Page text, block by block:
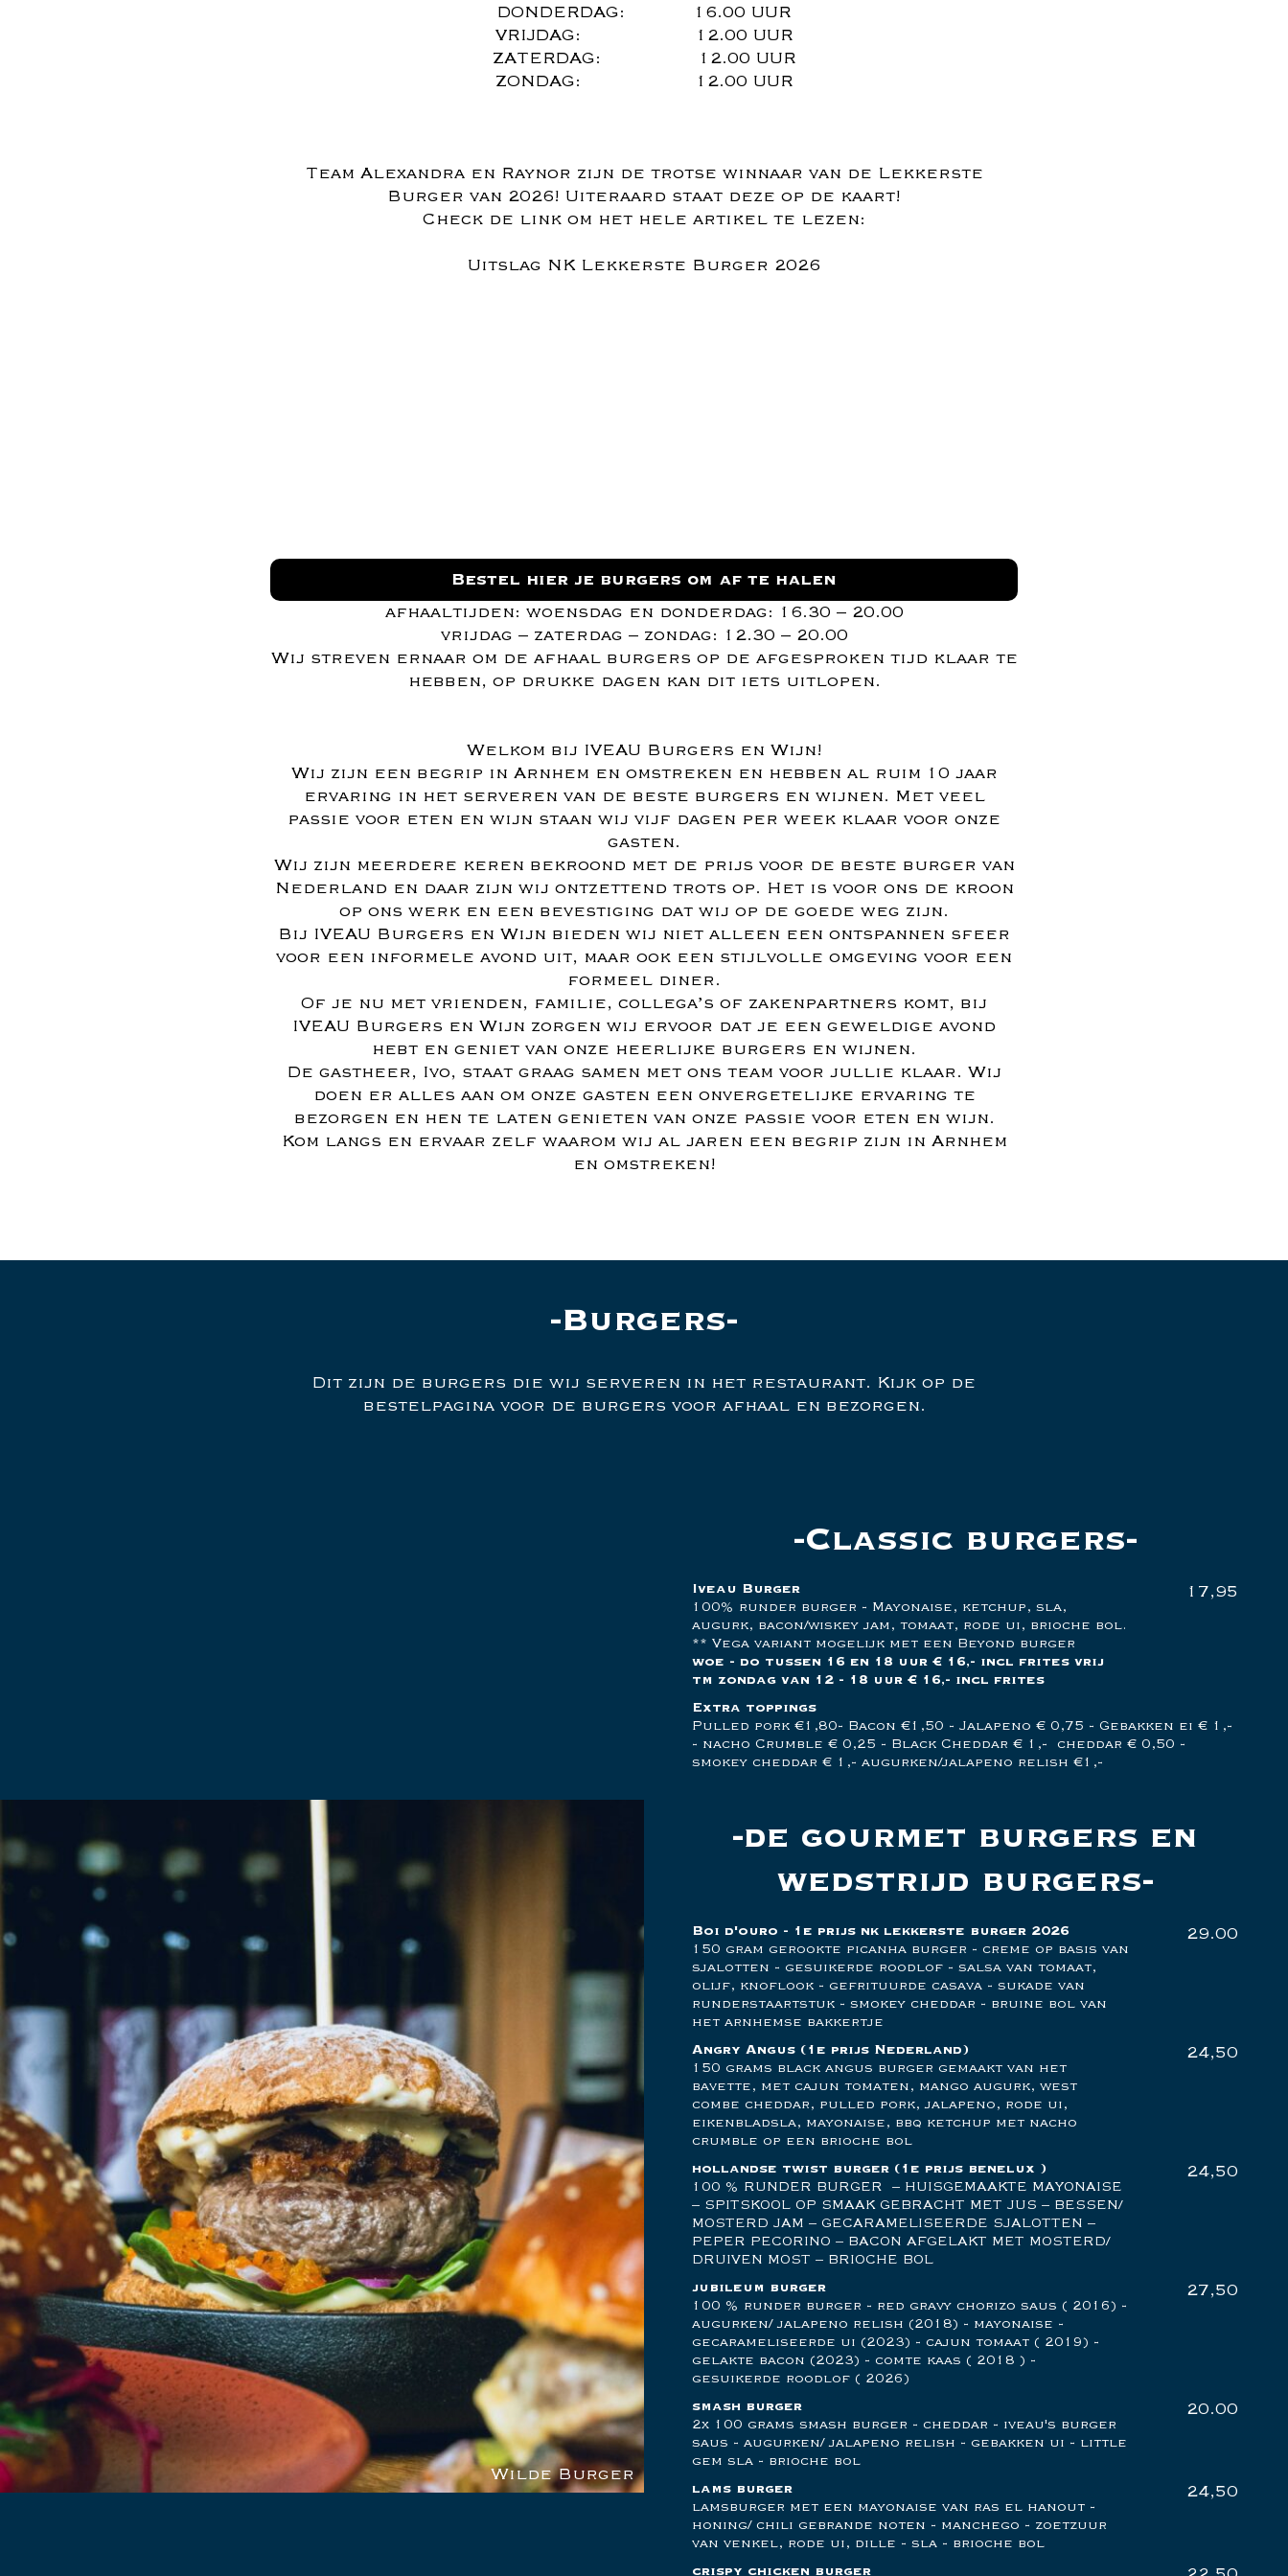
DONDERDAG: 16.00 UUR
VRIJDAG: 12.00 UUR
ZATERDAG: 12.00 UUR
ZONDAG: 12.00 UUR
Team Alexandra en Raynor zijn de trotse winnaar van de Lekkerste
Burger van 2026! Uiteraard staat deze op de kaart!
Check de link om het hele artikel te lezen:
Uitslag NK Lekkerste Burger 2026
Bestel hier je burgers om af te halen
afhaaltijden: woensdag en donderdag: 16.30 – 20.00
vrijdag – zaterdag – zondag: 12.30 – 20.00
Wij streven ernaar om de afhaal burgers op de afgesproken tijd klaar te
hebben, op drukke dagen kan dit iets uitlopen.
Welkom bij IVEAU Burgers en Wijn!
Wij zijn een begrip in Arnhem en omstreken en hebben al ruim 10 jaar
ervaring in het serveren van de beste burgers en wijnen. Met veel
passie voor eten en wijn staan wij vijf dagen per week klaar voor onze
gasten.
Wij zijn meerdere keren bekroond met de prijs voor de beste burger van
Nederland en daar zijn wij ontzettend trots op. Het is voor ons de kroon
op ons werk en een bevestiging dat wij op de goede weg zijn.
Bij IVEAU Burgers en Wijn bieden wij niet alleen een ontspannen sfeer
voor een informele avond uit, maar ook een stijlvolle omgeving voor een
formeel diner.
Of je nu met vrienden, familie, collega’s of zakenpartners komt, bij
IVEAU Burgers en Wijn zorgen wij ervoor dat je een geweldige avond
hebt en geniet van onze heerlijke burgers en wijnen.
De gastheer, Ivo, staat graag samen met ons team voor jullie klaar. Wij
doen er alles aan om onze gasten een onvergetelijke ervaring te
bezorgen en hen te laten genieten van onze passie voor eten en wijn.
Kom langs en ervaar zelf waarom wij al jaren een begrip zijn in Arnhem
en omstreken!
Burgers
Dit zijn de burgers die wij serveren in het restaurant. Kijk op de
bestelpagina voor de burgers voor afhaal en bezorgen.
Angry Angus (1e NK 2019)
Hollandse Twist (1e Benelux 2023)
Picanha Burger
Smash Burger
Wilde Burger
Classic burgers
Iveau Burger 17,95
100% runder burger - Mayonaise, ketchup, sla,
augurk, bacon/wiskey jam, tomaat, rode ui, brioche bol.
** Vega variant mogelijk met een Beyond burger
woe - do tussen 16 en 18 uur € 16,- incl frites vrij
tm zondag van 12 - 18 uur € 16,- incl frites
Extra toppings
Pulled pork €1,80- Bacon €1,50 - Jalapeno € 0,75 - Gebakken ei € 1,-
- nacho Crumble € 0,25 - Black Cheddar € 1,- cheddar € 0,50 -
smokey cheddar € 1,- augurken/jalapeno relish €1,-
de gourmet burgers en
wedstrijd burgers
Boi d'ouro - 1e prijs nk lekkerste burger 2026 29.00
150 gram gerookte picanha burger - creme op basis van
sjalotten - gesuikerde roodlof - salsa van tomaat,
olijf, knoflook - gefrituurde casava - sukade van
runderstaartstuk - smokey cheddar - bruine bol van
het arnhemse bakkertje
Angry Angus (1e prijs Nederland) 24,50
150 grams black angus burger gemaakt van het
bavette, met cajun tomaten, mango augurk, west
combe cheddar, pulled pork, jalapeno, rode ui,
eikenbladsla, mayonaise, bbq ketchup met nacho
crumble op een brioche bol
hollandse twist burger (1e prijs benelux ) 24,50
100 % RUNDER BURGER – HUISGEMAAKTE MAYONAISE
– SPITSKOOL OP SMAAK GEBRACHT MET JUS – BESSEN/
MOSTERD JAM – GECARAMELISEERDE SJALOTTEN –
PEPER PECORINO – BACON AFGELAKT MET MOSTERD/
DRUIVEN MOST – BRIOCHE BOL
jubileum burger
27,50
100 % runder burger - red gravy chorizo saus ( 2016) -
augurken/ jalapeno relish (2018) - mayonaise -
gecarameliseerde ui (2023) - cajun tomaat ( 2019) -
gelakte bacon (2023) - comte kaas ( 2018 ) -
gesuikerde roodlof ( 2026)
smash burger
20.00
2x 100 grams smash burger - cheddar - iveau's burger
saus - augurken/ jalapeno relish - gebakken ui - little
gem sla - brioche bol
lams burger
24,50
lamsburger met een mayonaise van ras el hanout -
honing/ chili gebrande noten - manchego - zoetzuur
van venkel, rode ui, dille - sla - brioche bol
crispy chicken burger